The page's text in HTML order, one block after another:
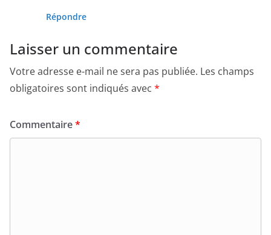
Répondre
Laisser un commentaire
Votre adresse e-mail ne sera pas publiée. Les champs
obligatoires sont indiqués avec *
Commentaire*